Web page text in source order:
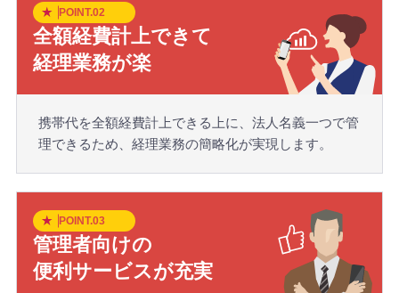
POINT.02
全額経費計上できて
経理業務が楽
携帯代を全額経費計上できる上に、法人名義一つで管
理できるため、経理業務の簡略化が実現します。
POINT.03
管理者向けの
便利サービスが充実